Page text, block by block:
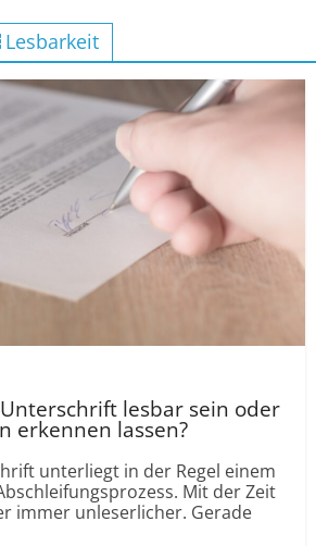
Lesbarkeit
lesbar sein oder
erkennen lassen?
unterliegt in der Regel einem
Mit der Zeit
immer unleserlicher. Gerade